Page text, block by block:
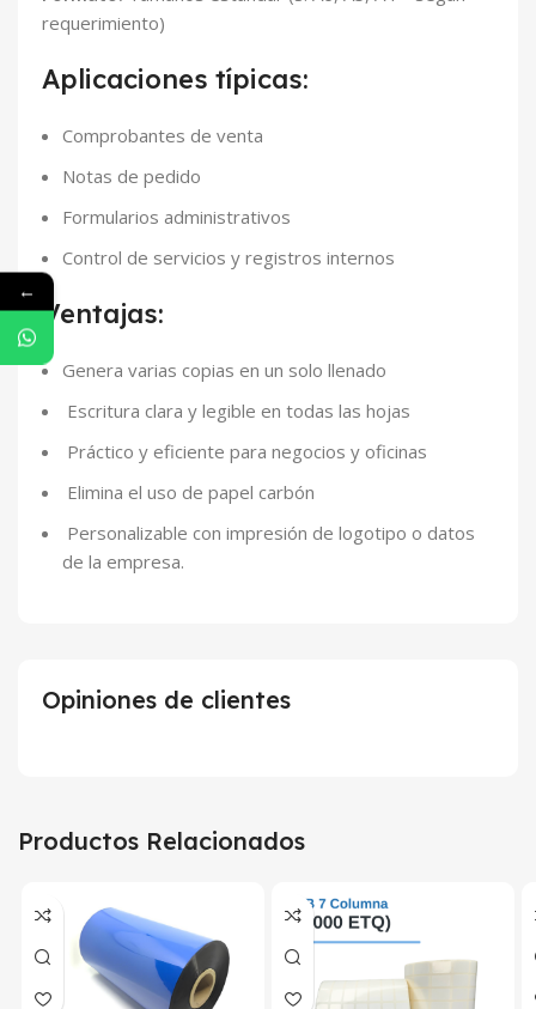
requerimiento)
Aplicaciones típicas:
Comprobantes de venta
Notas de pedido
Formularios administrativos
Control de servicios y registros internos
Ventajas:
Genera varias copias en un solo llenado
Escritura clara y legible en todas las hojas
Práctico y eficiente para negocios y oficinas
Elimina el uso de papel carbón
Personalizable con impresión de logotipo o datos
de la empresa.
Opiniones de clientes
Productos Relacionados
←